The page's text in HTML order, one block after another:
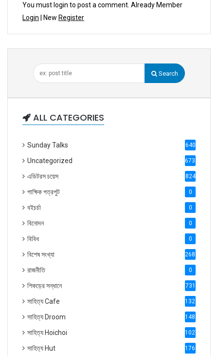
You must login to post a comment. Already Member
Login | New Register
Search
ALL CATEGORIES
Sunday Talks 640
Uncategorized 6738
এডিটরস চয়েস 824
পাক্ষিক পত্রপুট 0
বইচর্চা 0
বিনোদন 0
বিবিধ 0
বিশেষ সংখ্যা 2686
রাজনীতি 0
শিকড়ের সন্ধানে 731
সাহিত্য Cafe 1321
সাহিত্য Droom 1488
সাহিত্য Hoichoi 1027
সাহিত্য Hut 1769